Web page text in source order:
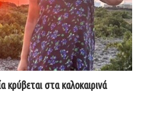
στα καλοκαιρινά